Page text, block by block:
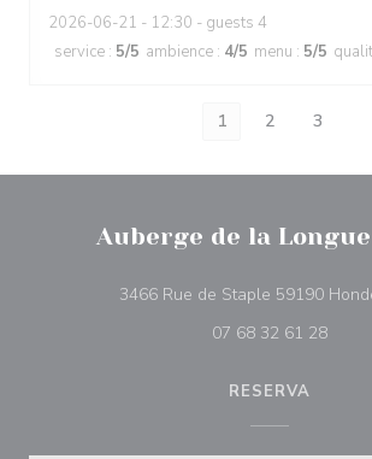
2026-06-21 - 12:30 - guests 4
service : 5/5 ambience : 4/5 menu : 5/5
1 2 3
Auberge de la
3466 Rue de Staple 59190
07 68 32 61 28
RESERVA